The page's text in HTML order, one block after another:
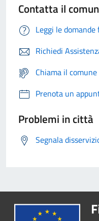
Contatta il
Leggi le
Richiedi
Chiama il
Prenota un
Problemi in città
Segnala